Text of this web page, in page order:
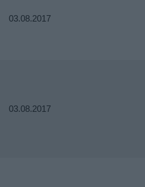
03.08.2017
03.08.2017